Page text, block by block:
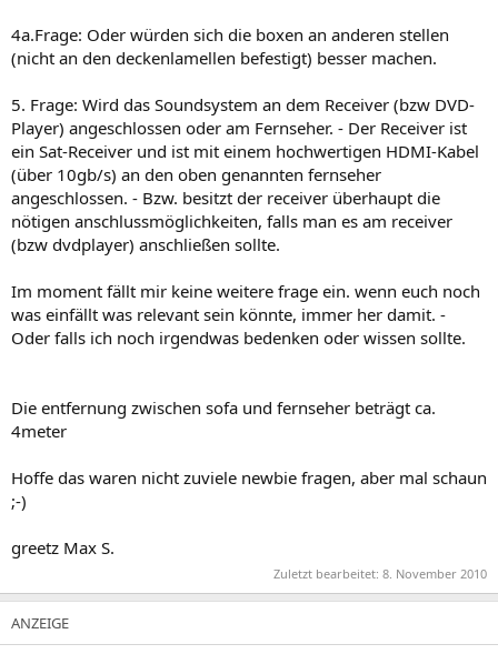
4a.Frage: Oder würden sich die boxen an anderen stellen
(nicht an den deckenlamellen befestigt) besser machen.
5. Frage: Wird das Soundsystem an dem Receiver (bzw DVD-
Player) angeschlossen oder am Fernseher. - Der Receiver ist
ein Sat-Receiver und ist mit einem hochwertigen HDMI-Kabel
(über 10gb/s) an den oben genannten fernseher
angeschlossen. - Bzw. besitzt der receiver überhaupt die
nötigen anschlussmöglichkeiten, falls man es am receiver
(bzw dvdplayer) anschließen sollte.
Im moment fällt mir keine weitere frage ein. wenn euch noch
was einfällt was relevant sein könnte, immer her damit. -
Oder falls ich noch irgendwas bedenken oder wissen sollte.
Die entfernung zwischen sofa und fernseher beträgt ca.
4meter
Hoffe das waren nicht zuviele newbie fragen, aber mal schaun
;-)
greetz Max S.
Zuletzt bearbeitet: 8. November 2010